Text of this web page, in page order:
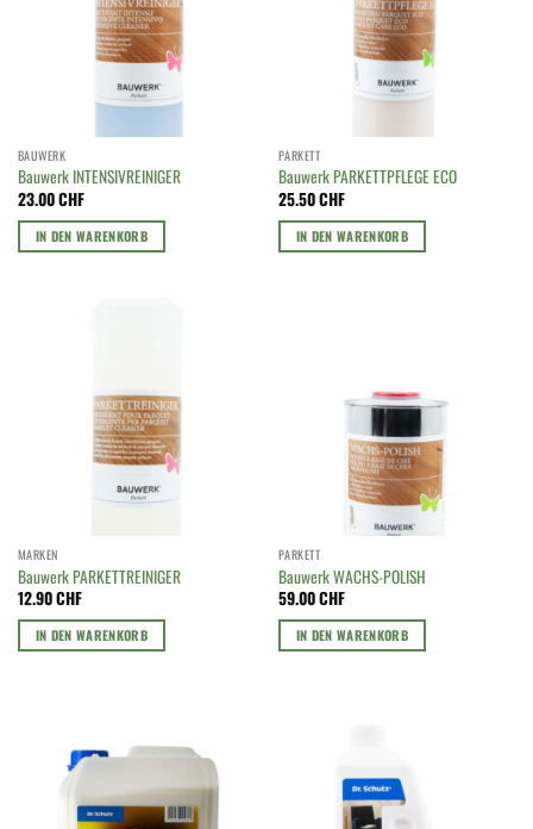
BAUWERK
Bauwerk INTENSIVREINIGER
23.00CHF
IN DEN WARENKORB
PARKETT
Bauwerk PARKETTPFLEGE ECO
25.50CHF
IN DEN WARENKORB
MARKEN
Bauwerk PARKETTREINIGER
12.90CHF
IN DEN WARENKORB
PARKETT
Bauwerk WACHS-POLISH
59.00CHF
IN DEN WARENKORB